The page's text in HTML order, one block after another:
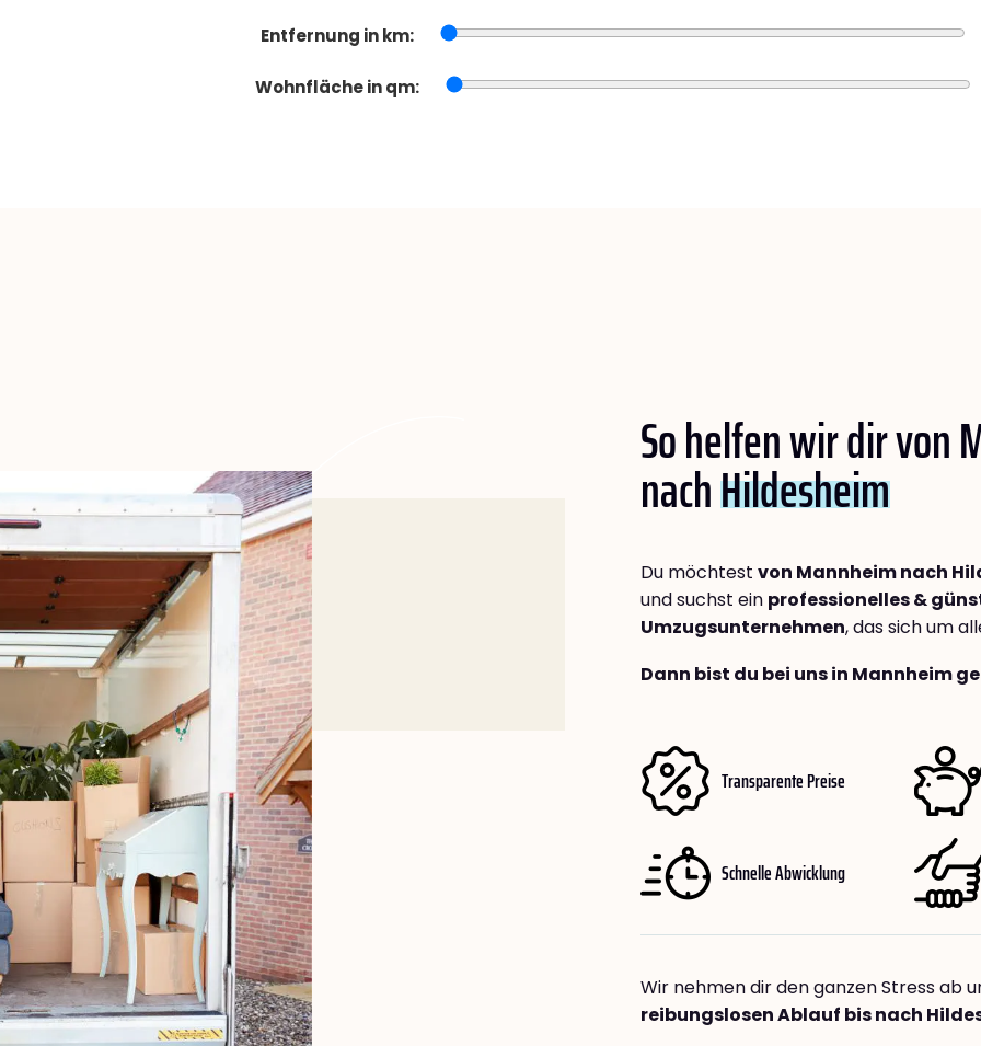
Entfernung in km:
Wohnfläche in qm:
So helfen wir dir von
nachHildesheim
Du möchtest von Mannheim nach
und suchst ein professionelles &
Umzugsunternehmen, das sich um
Dann bist du bei uns in Mannheim
Transparente Preise
Schnelle Abwicklung
Wir nehmen dir den ganzen Stress ab
reibungslosen Ablauf bis nach